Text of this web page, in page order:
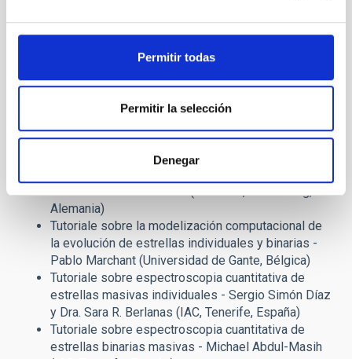
Permitir todas
Permitir la selección
Denegar
binarios - Alejandra De Vito (Universidad de La
Síntesis poblacional de estrellas masivas y
conexión con eventos de ondas de gravedad -
Bloque 3: Tutoriales y sesiones prácticas
estelar - Andreas Sander (ZAH-ARI, Heidelberg,
Alemania)
Tutoriale sobre la modelización computacional de
la evolución de estrellas individuales y binarias -
Pablo Marchant (Universidad de Gante, Bélgica)
Tutoriale sobre espectroscopia cuantitativa de
estrellas masivas individuales - Sergio Simón Díaz
y Dra. Sara R. Berlanas (IAC, Tenerife, España)
Tutoriale sobre espectroscopia cuantitativa de
estrellas binarias masivas - Michael Abdul-Masih